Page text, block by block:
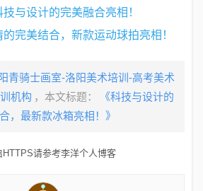
与设计的完美融合亮相！
完美结合，新款运动球拍亮相！
青骑士画室-洛阳美术培训-高考美术
机构 ，本文标题：
《科技与设计的
，最新款冰箱亮相！》
请参考李洋个人博客